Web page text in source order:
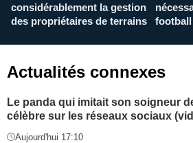
considérablement la gestion
des propriétaires de terrains
football
Actualités connexes
Le panda qui imitait son soigneur
célèbre sur les réseaux sociaux
Aujourd'hui 17:10